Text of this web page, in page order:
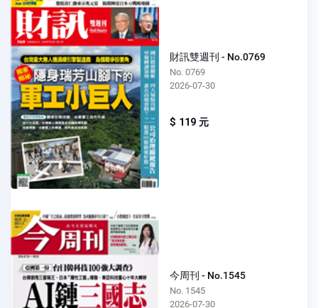
財訊雙週刊 - No.0769
No. 0769
2026-07-30
$ 119 元
今周刊 - No.1545
No. 1545
2026-07-30